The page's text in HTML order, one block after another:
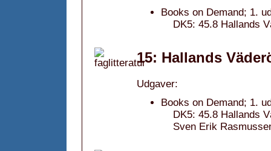
Books on Demand; 1.
DK5: 45.8 Hallands
15: Hallands
Udgaver:
Books on Demand; 1.
DK5: 45.8 Hallands
Sven Erik